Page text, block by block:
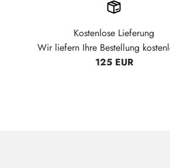
Kostenlose Lieferung
Wir liefern Ihre Bestellung
125 EUR